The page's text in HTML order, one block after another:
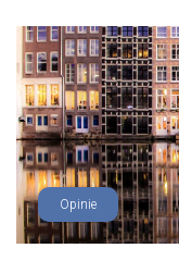
Opinie